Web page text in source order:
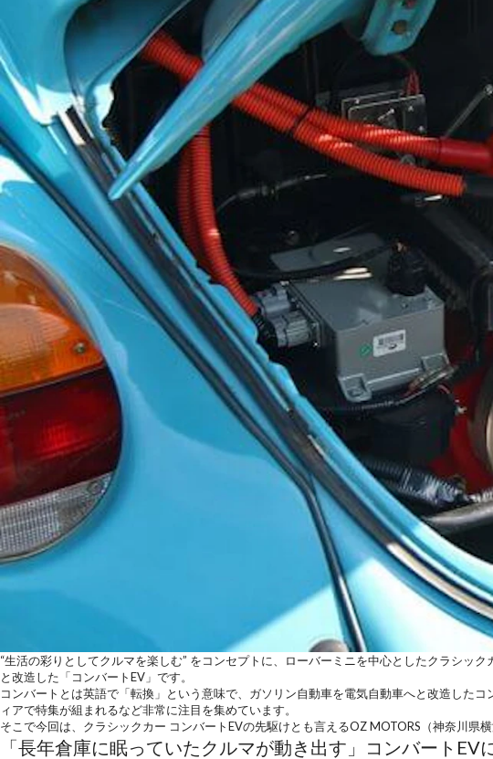
“生活の彩りとしてクルマを楽しむ” をコンセプトに、ローバーミニを中心としたクラシッ
と改造した「コンバートEV」 です。
コンバートとは英語で「転換」という意味で、ガソリン自動車を電気自動車へと改造した
ィアで特集が組まれるなど非常に注目を集めています。
そこで今回は、クラシックカー コンバートEVの先駆けとも言えるOZ MOTORS （神奈川県
「長年倉庫に眠っていたクルマが動き出す」コンバート